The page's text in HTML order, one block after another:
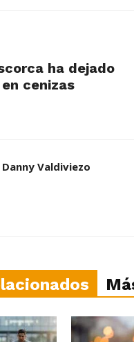
ha dejado
cenizas
Danny Valdiviezo